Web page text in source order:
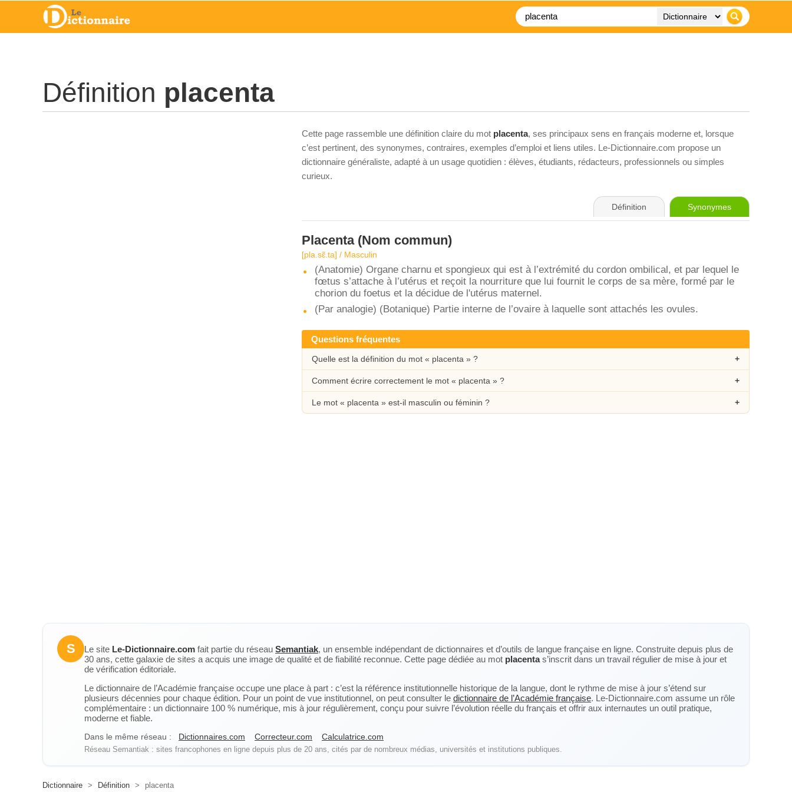
Définition placenta
Cette page rassemble une définition claire du mot placenta, ses principaux sens en français moderne et, lorsque
c’est pertinent, des synonymes, contraires, exemples d’emploi et liens utiles. Le-Dictionnaire.com propose un
dictionnaire généraliste, adapté à un usage quotidien : élèves, étudiants, rédacteurs, professionnels ou simples
curieux.
Définition Synonymes
Placenta(Nom commun)
[pla.sɛ̃.ta] / Masculin
(Anatomie) Organe charnu et spongieux qui est à l’extrémité du cordon ombilical, et par lequel le
fœtus s’attache à l’utérus et reçoit la nourriture que lui fournit le corps de sa mère, formé par le
chorion du foetus et la décidue de l'utérus maternel.
(Par analogie) (Botanique) Partie interne de l’ovaire à laquelle sont attachés les ovules.
Questions fréquentes
Quelle est la définition du mot « placenta » ?
Comment écrire correctement le mot « placenta » ?
Le mot « placenta » est-il masculin ou féminin ?
S Le site Le-Dictionnaire.com fait partie du réseau Semantiak, un ensemble indépendant de dictionnaires et d’outils de langue française en ligne. Construite depuis plus de
30 ans, cette galaxie de sites a acquis une image de qualité et de fiabilité reconnue. Cette page dédiée au mot placentas’inscrit dans un travail régulier de mise à jour et
de vérification éditoriale.
Le dictionnaire de l’Académie française occupe une place à part : c’est la référence institutionnelle historique de la langue, dont le rythme de mise à jour s’étend sur
plusieurs décennies pour chaque édition. Pour un point de vue institutionnel, on peut consulter le dictionnaire de l’Académie française. Le-Dictionnaire.com assume un rôle
complémentaire : un dictionnaire 100 % numérique, mis à jour régulièrement, conçu pour suivre l’évolution réelle du français et offrir aux internautes un outil pratique,
moderne et fiable.
Dans le même réseau : Dictionnaires.com Correcteur.com Calculatrice.com
Réseau Semantiak : sites francophones en ligne depuis plus de 20 ans, cités par de nombreux médias, universités et institutions publiques.
Dictionnaire > Définition > placenta